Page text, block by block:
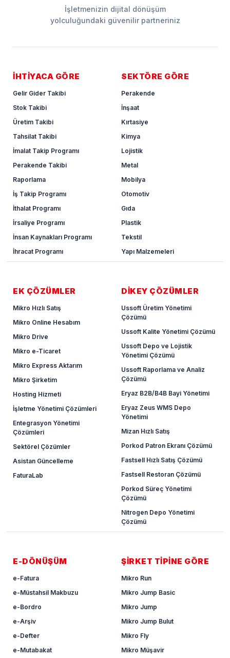
İşletmenizin dijital dönüşüm
yolculuğundaki güvenilir partneriniz
İHTİYACA GÖRE
Gelir Gider Takibi
Stok Takibi
Üretim Takibi
Tahsilat Takibi
İmalat Takip Programı
Perakende Takibi
Raporlama
İş Takip Programı
İthalat Programı
İrsaliye Programı
İnsan Kaynakları Programı
İhracat Programı
SEKTÖRE GÖRE
Perakende
İnşaat
Kırtasiye
Kimya
Lojistik
Metal
Mobilya
Otomotiv
Gıda
Plastik
Tekstil
Yapı Malzemeleri
EK ÇÖZÜMLER
Mikro Hızlı Satış
Mikro Online Hesabım
Mikro Drive
Mikro e-Ticaret
Mikro Express Aktarım
Mikro Şirketim
Hosting Hizmeti
İşletme Yönetimi Çözümleri
Entegrasyon Yönetimi
Çözümleri
Sektörel Çözümler
Asistan Güncelleme
FaturaLab
DİKEY ÇÖZÜMLER
Ussoft Üretim Yönetimi
Çözümü
Ussoft Kalite Yönetimi Çözümü
Ussoft Depo ve Lojistik
Yönetimi Çözümü
Ussoft Raporlama ve Analiz
Çözümü
Eryaz B2B/B4B Bayi Yönetimi
Eryaz Zeus WMS Depo
Yönetimi
Mizan Hızlı Satış
Porkod Patron Ekranı Çözümü
Fastsell Hızlı Satış Çözümü
Fastsell Restoran Çözümü
Porkod Süreç Yönetimi
Çözümü
Nitrogen Depo Yönetimi
Çözümü
E-DÖNÜŞÜM
e-Fatura
e-Müstahsil Makbuzu
e-Bordro
e-Arşiv
e-Defter
e-Mutabakat
ŞİRKET TİPİNE GÖRE
Mikro Run
Mikro Jump Basic
Mikro Jump
Mikro Jump Bulut
Mikro Fly
Mikro Müşavir